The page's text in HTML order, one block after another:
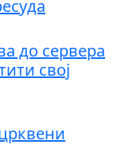
до сервера
свој